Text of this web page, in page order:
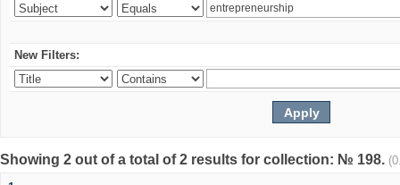
New Filters:
Showing 2 out of a total of 2 results for collection: № 198.